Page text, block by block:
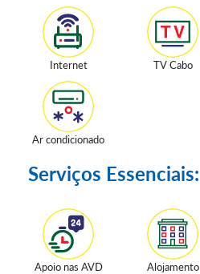
Internet TV Cabo
Ar condicionado
Serviços Essenciais:
Apoio nas AVD Alojamento